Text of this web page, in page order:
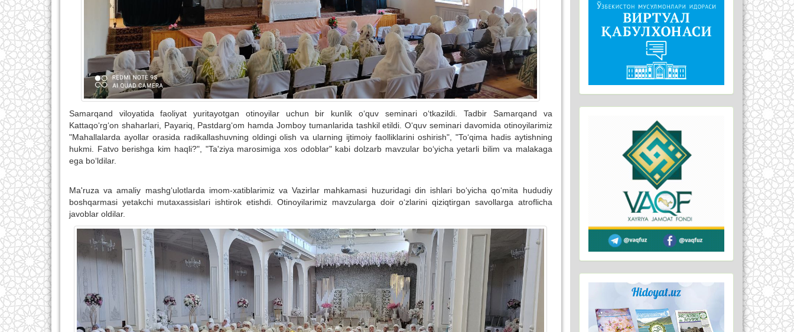
Samarqand viloyatida faoliyat yuritayotgan otinoyilar uchun bir kunlik o‘quv seminari o‘tkazildi. Tadbir Samarqand va
Kattaqo‘rg‘on shaharlari, Payariq, Pastdarg‘om hamda Jomboy tumanlarida tashkil etildi. O‘quv seminari davomida otinoyilarimiz
"Mahallalarda ayollar orasida radikallashuvning oldingi olish va ularning ijtimoiy faolliklarini oshirish", "To‘qima hadis aytishning
hukmi. Fatvo berishga kim haqli?", "Ta'ziya marosimiga xos odoblar" kabi dolzarb mavzular bo‘yicha yetarli bilim va malakaga
ega bo‘ldilar.
Ma'ruza va amaliy mashg‘ulotlarda imom-xatiblarimiz va Vazirlar mahkamasi huzuridagi din ishlari bo‘yicha qo‘mita hududiy
boshqarmasi yetakchi mutaxassislari ishtirok etishdi. Otinoyilarimiz mavzularga doir o‘zlarini qiziqtirgan savollarga atroflicha
javoblar oldilar.